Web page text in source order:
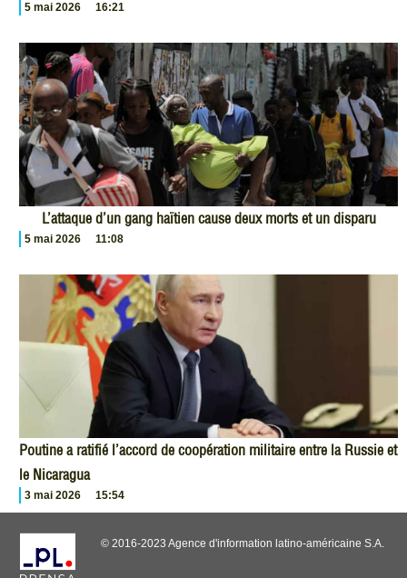
5 mai 2026 16:21
L’attaque d’un gang haïtien cause deux morts et un disparu
5 mai 2026 11:08
Poutine a ratifié l’accord de coopération militaire entre la Russie et
le Nicaragua
3 mai 2026 15:54
© 2016-2023 Agence d'information latino-américaine S.A.